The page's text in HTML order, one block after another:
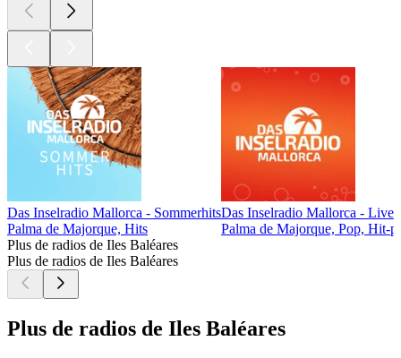
Das Inselradio Mallorca - Sommerhits
Palma de Majorque, Hits
Das Inselradio Mallorca - Live
Palma de Majorque, Pop, Hit-
Plus de radios de Iles Baléares
Plus de radios de Iles Baléares
Plus de radios de Iles Baléares